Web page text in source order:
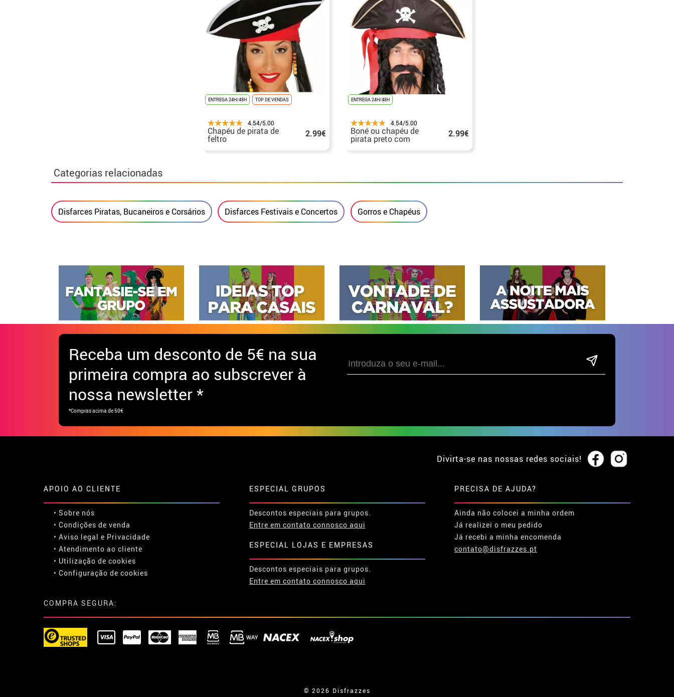
ENTREGA 24H/48H TOP DE VENDAS
4.54/5.00
Chapéu de pirata de
feltro 2.99€
ENTREGA 24H/48H
4.54/5.00
Boné ou chapéu de
pirata preto com
caveira
2.99€
Categorias relacionadas
Disfarces Piratas, Bucaneiros e Corsários Disfarces Festivais e Concertos Gorros e Chapéus
Receba um desconto de 5€ na sua
primeira compra ao subscrever à
nossa newsletter *
*Compras acima de 50€
Divirta-se nas nossas redes sociais!
APOIO AO CLIENTE
• Sobre nós
• Condições de venda
• Aviso legal e Privacidade
• Atendimento ao cliente
• Utilização de cookies
• Configuração de cookies
ESPECIAL GRUPOS
Descontos especiais para grupos.
Entre em contato connosco aqui
ESPECIAL LOJAS E EMPRESAS
Descontos especiais para grupos.
Entre em contato connosco aqui
PRECISA DE AJUDA?
Ainda não colocei a minha ordem
Já realizei o meu pedido
Já recebi a minha encomenda
contato@disfrazzes.pt
COMPRA SEGURA:
© 2026 Disfrazzes